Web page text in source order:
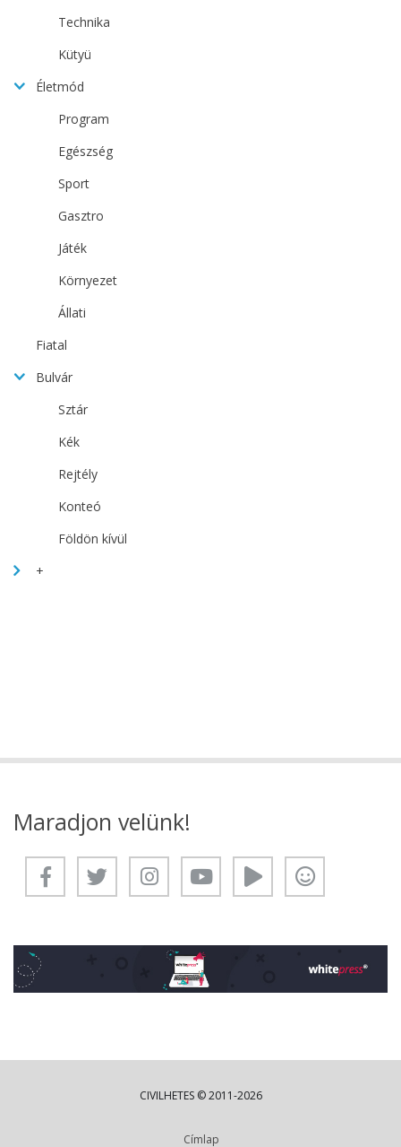
Technika
Kütyü
Életmód
Program
Egészség
Sport
Gasztro
Játék
Környezet
Állati
Fiatal
Bulvár
Sztár
Kék
Rejtély
Konteó
Földön kívül
+
Maradjon velünk!
CIVILHETES © 2011-2026
Címlap